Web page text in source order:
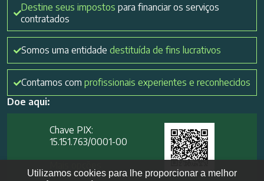
Destine seus impostos para financiar os serviços
contratados
Somos uma entidade destituída de fins lucrativos
Contamos com profissionais experientes e reconhecidos
Doe aqui:
Chave PIX:
15.151.763/0001-00​
Utilizamos cookies para lhe proporcionar a melhor